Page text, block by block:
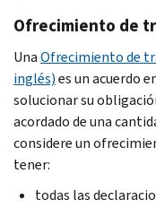
Ofrecimiento de
UnaOfrecimiento de
inglés)es un acuerdo
solucionar su
acordado de una
considere un
tener:
todas las